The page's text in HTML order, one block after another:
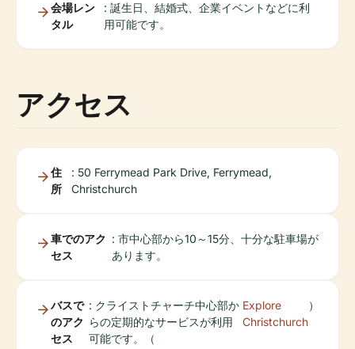
会場レン
タル
: 誕生日、結婚式、企業イベントなどに利
用可能です。
アクセス
住
所
: 50 Ferrymead Park Drive, Ferrymead,
Christchurch
車でのアク
セス
: 市中心部から10～15分、十分な駐車場が
あります。
バスで
のアク
セス
: クライストチャーチ中心部か
らの定期的なサービスが利用
可能です。（
Explore
Christchurch
）